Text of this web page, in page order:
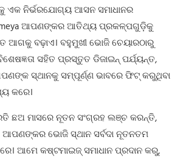
ନିର୍ଭରଯୋଗ୍ୟ ଆସନ ସମାଧାନର
ଆପଣଙ୍କରଆତିଥ୍ୟ ପ୍ରକଳ୍ପଗୁଡ଼ିକୁ
ଆଗକୁ ବଢ଼ାଏ। ବହୁମୁଖୀ ଭୋଜି ଚେୟାରଠାରୁ
ସହିତ ପ୍ରସ୍ତୁତ ଡିଜାଇନ୍ ପର୍ଯ୍ୟନ୍ତ,
ସ୍ଥାନକୁ ସମ୍ପୂର୍ଣ୍ଣ ଭାବରେ ଫିଟ୍ କରୁଥିବା
କରେ।
ଛଅ ମାସରେ ନୂତନ ସଂଗ୍ରହ ଲଞ୍ଚ କରନ୍ତି,
ଆପଣଙ୍କର ଭୋଜି ସ୍ଥାନ ସର୍ବଦା ନୂତନତମ
ଆମେ କଷ୍ଟମାଇଜ୍ ସମାଧାନ ପ୍ରଦାନ କରୁ,